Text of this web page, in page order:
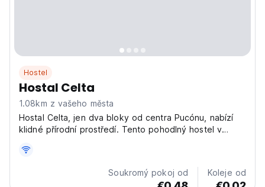
Hostel
Hostal Celta
1.08km z vašeho města
Hostal Celta, jen dva bloky od centra Pucónu, nabízí
klidné přírodní prostředí. Tento pohodlný hostel v
odpočinkový pobyt. (Auto-translated from original
Soukromý pokoj od Koleje od